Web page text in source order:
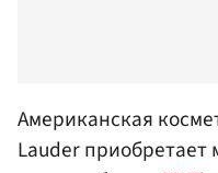
Американская
Lauder